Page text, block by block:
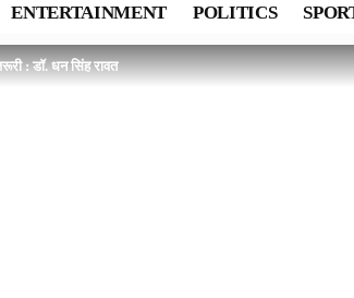
ENTERTAINMENT POLITICS
: डॉ. धन सिंह रावत